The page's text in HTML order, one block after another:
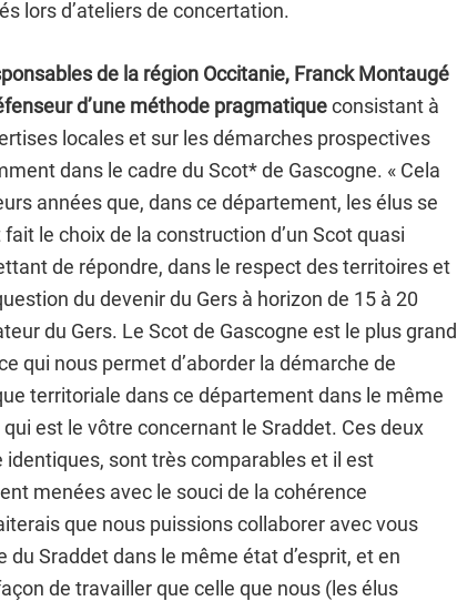
lors d’ateliers de concertation.
de la région Occitanie, Franck Montaugé
d’une méthode pragmatiqueconsistant à
locales et sur les démarches prospectives
dans le cadre du Scot* de Gascogne. « Cela
années que, dans ce département, les élus se
le choix de la construction d’un Scot quasi
de répondre, dans le respect des territoires et
du devenir du Gers à horizon de 15 à 20
du Gers. Le Scot de Gascogne est le plus grand
qui nous permet d’aborder la démarche de
territoriale dans ce département dans le même
est le vôtre concernant le Sraddet. Ces deux
identiques, sont très comparables et il est
menées avec le souci de la cohérence
que nous puissions collaborer avec vous
du Sraddet dans le même état d’esprit, et en
de travailler que celle que nous (les élus